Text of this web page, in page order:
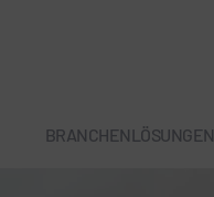
BRANCHENLÖSUNGEN